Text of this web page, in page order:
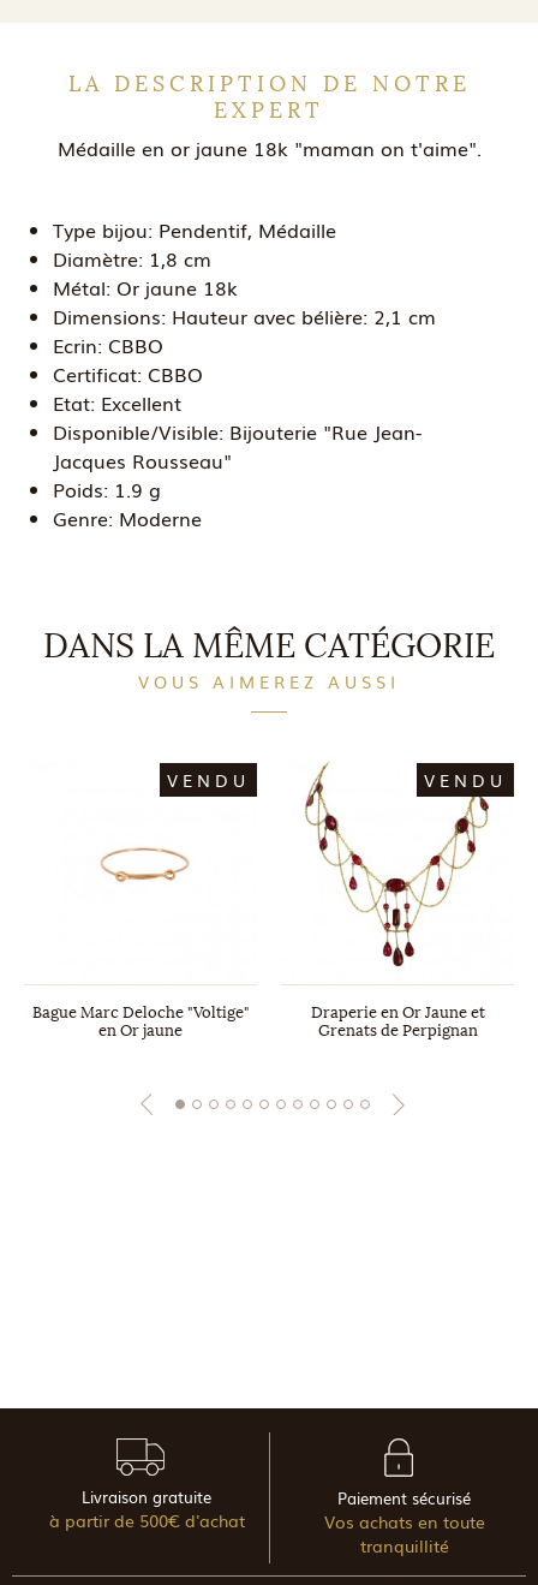
LA DESCRIPTION DE NOTRE
EXPERT
Médaille en or jaune 18k "maman on t'aime".
Type bijou: Pendentif, Médaille
Diamètre: 1,8 cm
Métal: Or jaune 18k
Dimensions: Hauteur avec bélière: 2,1 cm
Ecrin: CBBO
Certificat: CBBO
Etat: Excellent
Disponible/Visible: Bijouterie "Rue Jean-
Jacques Rousseau"
Poids: 1.9 g
Genre: Moderne
DANS LA MÊME CATÉGORIE
VOUS AIMEREZ AUSSI
VENDU
Bague Marc Deloche "Voltige"
en Or jaune
VENDU
Draperie en Or Jaune et
Grenats de Perpignan
Livraison gratuite
à partir de 500€ d'achat
Paiement sécurisé
Vos achats en toute
tranquillité